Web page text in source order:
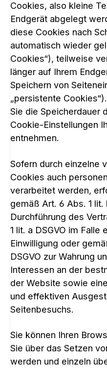
Cookies, also kleine
Endgerät abgelegt
diese Cookies nach
automatisch wieder
Cookies“), teilweise
länger auf Ihrem
Speichern von
„persistente
Sie die Speicherdauer
Cookie-Einstellungen
entnehmen.
Sofern durch einzelne
Cookies auch
verarbeitet werden,
gemäß Art. 6 Abs. 1
Durchführung des
1 lit. a DSGVO im Falle
Einwilligung oder
DSGVO zur Wahrung
Interessen an der
der Website sowie
und effektiven
Seitenbesuchs.
Sie können Ihren
Sie über das Setzen
werden und einzeln